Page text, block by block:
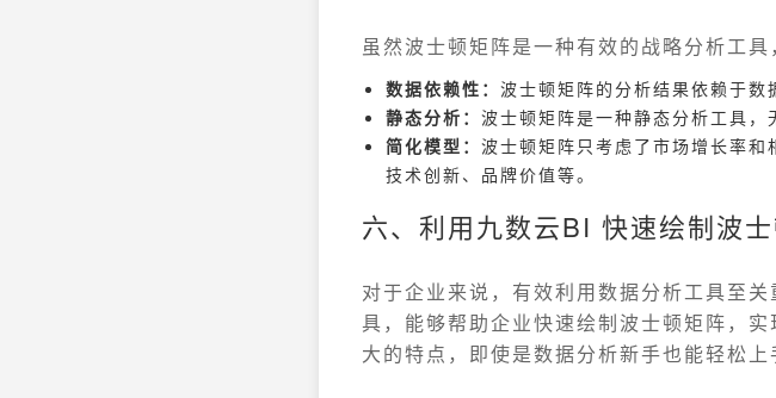
虽然波士顿矩阵是一种有效的战略分析工具
数据依赖性： 波士顿矩阵的分析结果依赖于数
静态分析： 波士顿矩阵是一种静态分析工具，
简化模型： 波士顿矩阵只考虑了市场增长率
技术创新、品牌价值等。
六、利用九数云BI 快速绘制波
对于企业来说，有效利用数据分析工具至关
具，能够帮助企业快速绘制波士顿矩阵，
大的特点，即使是数据分析新手也能轻松上